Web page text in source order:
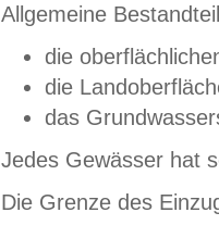
Allgemeine
die
die
das
Jedes Gewässer hat
Die Grenze des